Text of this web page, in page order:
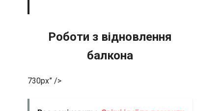
Роботи з відновлення
балкона
730px” />